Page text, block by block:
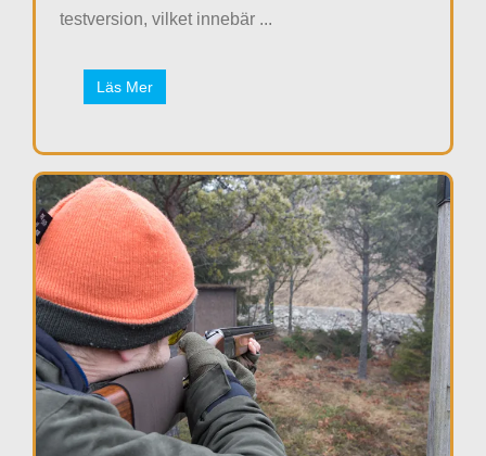
testversion, vilket innebär ...
Läs Mer